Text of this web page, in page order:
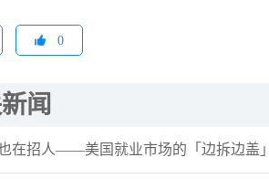
0
闻
在招人——美国就业市场的「边拆边盖